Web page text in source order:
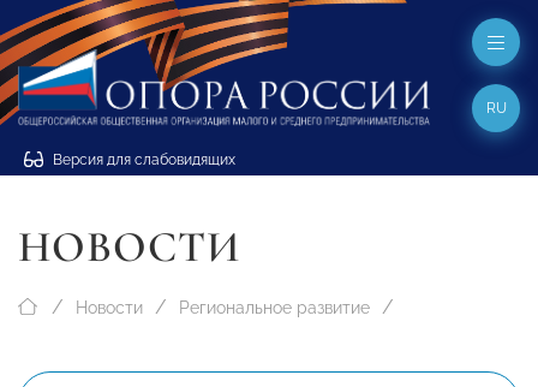
Версия для слабовидящих
RU
НОВОСТИ
Новости Региональное развитие